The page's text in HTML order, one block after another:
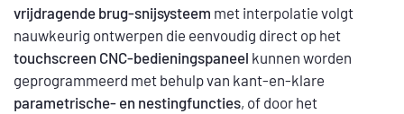
vrijdragende brug-snijsysteem met interpolatie volgt
nauwkeurig ontwerpen die eenvoudig direct op het
touchscreen CNC-bedieningspaneel kunnen worden
geprogrammeerd met behulp van kant-en-klare
parametrische- en nestingfuncties, of door het